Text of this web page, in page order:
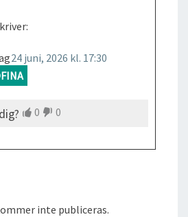
24 juni, 2026 kl. 17:30
0
0
inte publiceras.